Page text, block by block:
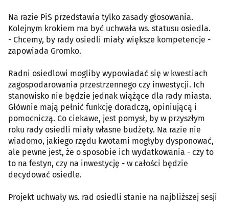
Na razie PiS przedstawia tylko zasady głosowania.
Kolejnym krokiem ma być uchwała ws. statusu osiedla.
- Chcemy, by rady osiedli miały większe kompetencje -
zapowiada Gromko.
Radni osiedlowi mogliby wypowiadać się w kwestiach
zagospodarowania przestrzennego czy inwestycji. Ich
stanowisko nie będzie jednak wiążące dla rady miasta.
Głównie mają pełnić funkcję doradczą, opiniującą i
pomocniczą. Co ciekawe, jest pomysł, by w przyszłym
roku rady osiedli miały własne budżety. Na razie nie
wiadomo, jakiego rzędu kwotami mogłyby dysponować,
ale pewne jest, że o sposobie ich wydatkowania - czy to
to na festyn, czy na inwestycję - w całości będzie
decydować osiedle.
Projekt uchwały ws. rad osiedli stanie na najbliższej sesji